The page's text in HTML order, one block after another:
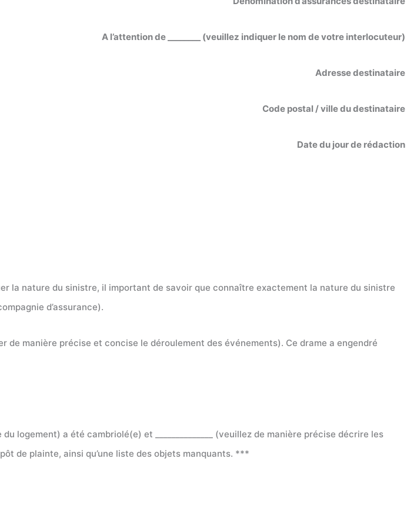
A l’attention de ________ (veuillez indiquer le nom de votre interlocuteur)
Adresse destinataire
Code postal / ville du destinataire
Date du jour de rédaction
la nature du sinistre, il important de savoir que connaître exactement la nature du sinistre
d’assurance).
de manière précise et concise le déroulement des événements). Ce drame a engendré
logement) a été cambriolé(e) et ______________ (veuillez de manière précise décrire les
de plainte, ainsi qu’une liste des objets manquants. ***